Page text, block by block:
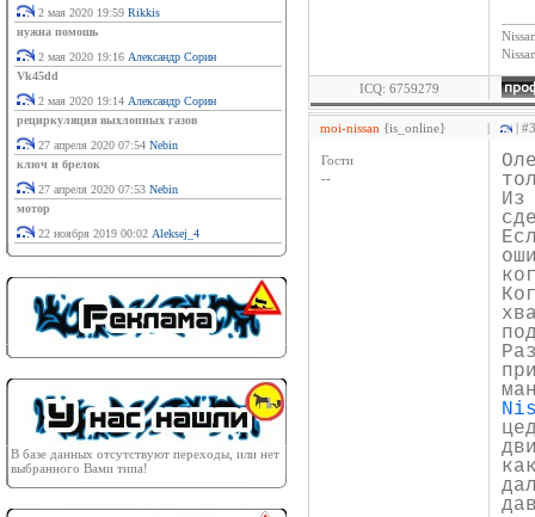
2 мая 2020 19:59 Rikkis
нужна помошь
2 мая 2020 19:16 Александр Сорин
Vk45dd
2 мая 2020 19:14 Александр Сорин
рециркуляция выхлопных газов
27 апреля 2020 07:54 Nebin
ключ и брелок
27 апреля 2020 07:53 Nebin
мотор
22 ноября 2019 00:02 Aleksej_4
В базе данных отсутствуют переходы, или нет
выбранного Вами типа!
ICQ: 6759279
moi-nissan {is_online} | |
Гости
--
Из